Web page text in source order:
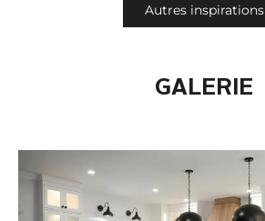
Autres inspirations
GALERIE